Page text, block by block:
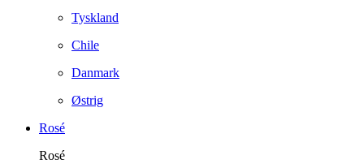
Tyskland
Chile
Danmark
Østrig
Rosé
Rosé